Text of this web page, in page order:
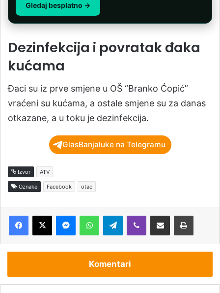
Gledaj besplatno →
Dezinfekcija i povratak đaka
kućama
Đaci su iz prve smjene u OŠ “Branko Ćopić”
vraćeni su kućama, a ostale smjene su za danas
otkazane, a u toku je dezinfekcija.
GlasBanjaluke na Telegramu
Izvor ATV
Oznake Facebook otac
Telegram
Komentari